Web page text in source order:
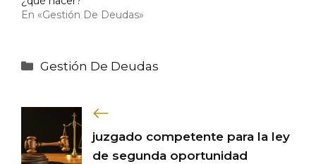
En «Gestión De Deudas»
Categorías
Gestión De Deudas
juzgado competente para la ley
de segunda oportunidad